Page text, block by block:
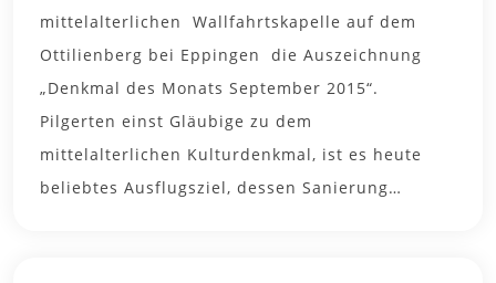
mittelalterlichen Wallfahrtskapelle auf dem
Ottilienberg bei Eppingen die Auszeichnung
„Denkmal des Monats September 2015“.
Pilgerten einst Gläubige zu dem
mittelalterlichen Kulturdenkmal, ist es heute
beliebtes Ausflugsziel, dessen Sanierung…
3. August